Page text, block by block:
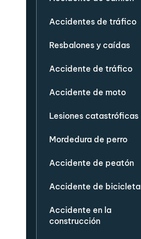
Accidentes de tráfico
Resbalones y caídas
Accidente de tráfico
Accidente de moto
Lesiones catastróficas
Mordedura de perro
Accidente de peatón
Accidente de bicicleta
Accidente en la
construcción